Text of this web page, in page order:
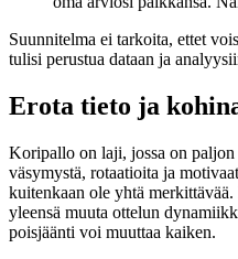
Suunnitelma ei tarkoita, ettet
tulisi perustua dataan ja
Erota tieto ja
Koripallo on laji, jossa on
väsymystä, rotaatioita ja
kuitenkaan ole yhtä
yleensä muuta ottelun
poisjäänti voi muuttaa kaiken.